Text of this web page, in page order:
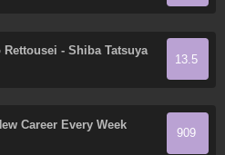
- Shiba Tatsuya
13.5
Career Every Week
909